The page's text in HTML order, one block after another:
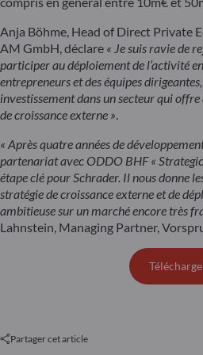
Anja Böhme, Head of Direct Private
AM GmbH, déclare « Je suis ravie de
participer au déploiement de l’activité
entrepreneurs et des équipes
investissement dans un secteur qui
de croissance externe ».
« Après quatre années de
partenariat avec ODDO BHF «
étape clé pour Schrader. Il nous donne
stratégie de croissance externe et de
ambitieuse sur un marché encore très
Lahnstein, Managing Partner,
Partager cet article